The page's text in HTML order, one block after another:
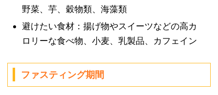
野菜、芋、穀物類、海藻類
避けたい食材：揚げ物やスイーツなどの高カ
ロリーな食べ物、小麦、乳製品、カフェイン
ファスティング期間